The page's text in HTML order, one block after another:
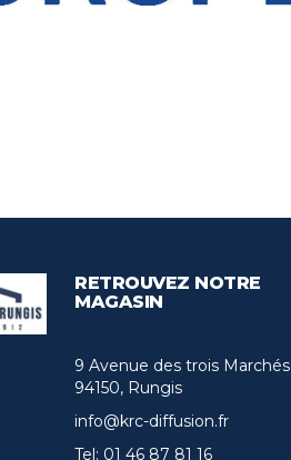
RETROUVEZ NOTRE
MAGASIN
9 Avenue des trois Marchés
94150, Rungis
info@krc-diffusion.fr
Tel: 01 46 87 81 16